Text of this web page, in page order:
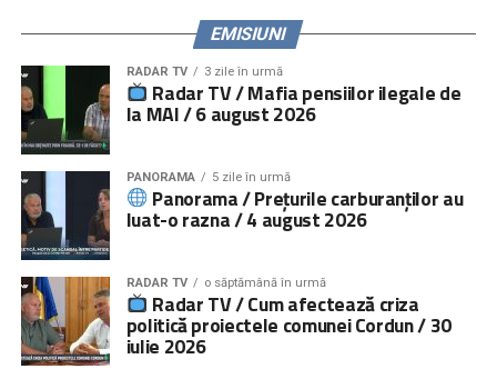
EMISIUNI
RADAR TV 3 zile în urmă
Radar TV / Mafia pensiilor ilegale de
la MAI / 6 august 2026
PANORAMA 5 zile în urmă
Panorama / Prețurile carburanților au
luat-o razna / 4 august 2026
RADAR TV o săptămână în urmă
Radar TV / Cum afectează criza
politică proiectele comunei Cordun / 30
iulie 2026